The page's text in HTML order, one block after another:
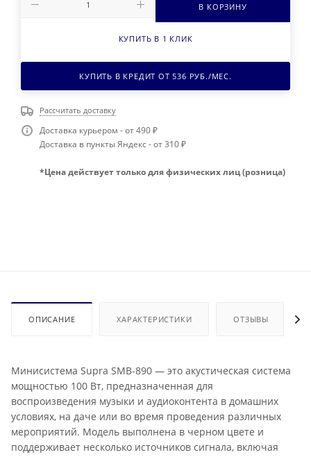
В КОРЗИНУ
КУПИТЬ В 1 КЛИК
КУПИТЬ В КРЕДИТ ОТ 536 РУБ./МЕС.
Рассчитать доставку
Доставка курьером - от 490 ₽
Доставка в пункты Яндекс - от 310 ₽
*Цена действует только для физических лиц (розница)
ОПИСАНИЕ ХАРАКТЕРИСТИКИ ОТЗЫВЫ
Минисистема Supra SMB-890 — это акустическая система
мощностью 100 Вт, предназначенная для
воспроизведения музыки и аудиоконтента в домашних
условиях, на даче или во время проведения различных
мероприятий. Модель выполнена в черном цвете и
поддерживает несколько источников сигнала, включая